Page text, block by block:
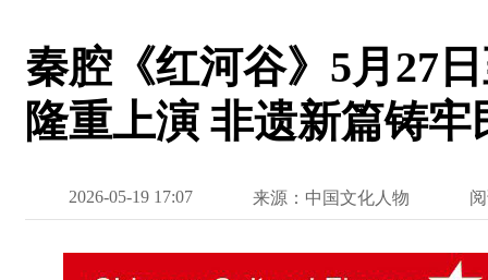
秦腔《红河谷》5月27
隆重上演 非遗新篇铸
2026-05-19 17:07 来源：中国文化人物